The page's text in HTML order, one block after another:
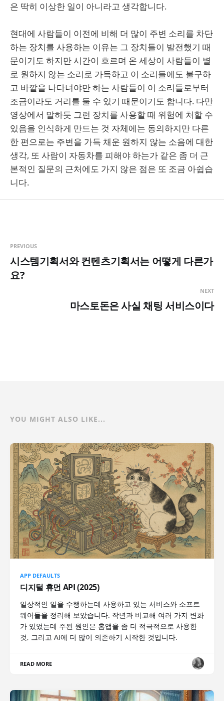
은 딱히 이상한 일이 아니라고 생각합니다.
현대에 사람들이 이전에 비해 더 많이 주변 소리를 차단
하는 장치를 사용하는 이유는 그 장치들이 발전했기 때
문이기도 하지만 시간이 흐르며 온 세상이 사람들이 별
로 원하지 않는 소리로 가득하고 이 소리들에도 불구하
고 바깥을 나다녀야만 하는 사람들이 이 소리들로부터
조금이라도 거리를 둘 수 있기 때문이기도 합니다. 다만
영상에서 말하듯 그런 장치를 사용할 때 위험에 처할 수
있음을 인식하게 만드는 것 자체에는 동의하지만 다른
한 편으로는 주변을 가득 채운 원하지 않는 소음에 대한
생각, 또 사람이 자동차를 피해야 하는가 같은 좀 더 근
본적인 질문의 근처에도 가지 않은 점은 또 조금 아쉽습
니다.
PREVIOUS
시스템기획서와 컨텐츠기획서는 어떻게 다른가
요?
NEXT
마스토돈은 사실 채팅 서비스이다
YOU MIGHT ALSO LIKE...
APP DEFAULTS
디지털 휴먼 API (2025)
일상적인 일을 수행하는데 사용하고 있는 서비스와 소프트
웨어들을 정리해 보았습니다. 작년과 비교해 여러 가지 변화
가 있었는데 주된 원인은 홈앱을 좀 더 적극적으로 사용한
것, 그리고 AI에 더 많이 의존하기 시작한 것입니다.
READ MORE